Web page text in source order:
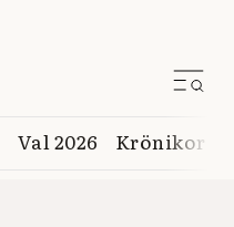
Val 2026 Krönikor